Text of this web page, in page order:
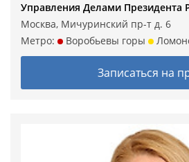
Управления Делами Президента
Москва, Мичуринский пр-т д. 6
Метро:
Воробьевы горы
Записаться на